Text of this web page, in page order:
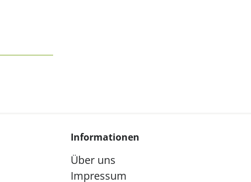
Informationen
Über uns
Impressum